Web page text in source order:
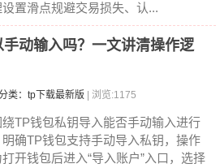
置滑点规避交易损失、认...
动输入吗？一文讲清操作逻
类：tp下载最新版 | 浏览:1175
TP钱包私钥导入能否手动输入进行
确TP钱包支持手动导入私钥，操作
开钱包后进入“导入账户”入口，选择